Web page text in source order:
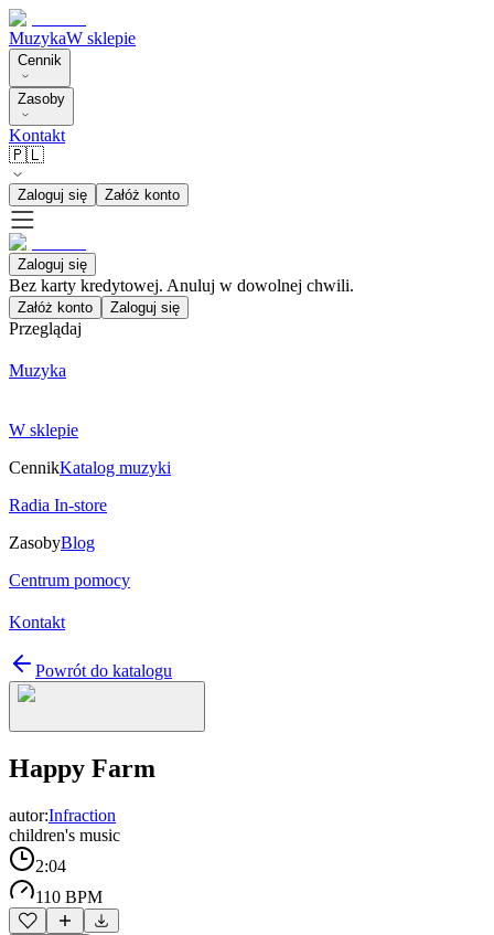
MuzykaW sklepie
Cennik
Zasoby
Kontakt
🇵🇱
Zaloguj się Załóż konto
Zaloguj się
Bez karty kredytowej. Anuluj w dowolnej chwili.
Załóż konto Zaloguj się
Przeglądaj
Muzyka
W sklepie
CennikKatalog muzyki
Radia In-store
ZasobyBlog
Centrum pomocy
Kontakt
Powrót do katalogu
Happy Farm
autor:Infraction
children's music
2:04
110 BPM